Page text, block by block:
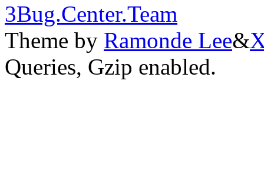
3
Theme by Ramonde Lee&
Queries, Gzip enabled.